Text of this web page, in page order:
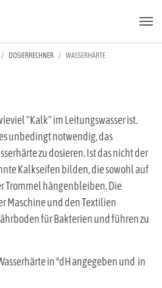
DOSIERRECHNER WASSERHÄRTE
"Kalk" im Leitungswasser ist.
unbedingt notwendig, das
zu dosieren. Ist das nicht der
Kalkseifen bilden, die sowohl auf
Trommel hängenbleiben. Die
Maschine und den Textilien
für Bakterien und führen zu
in °dH angegeben und in